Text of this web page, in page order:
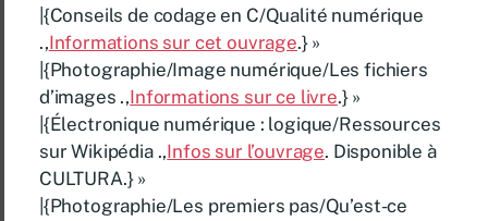
|{Conseils de codage en C/Qualité numérique
.,Informations sur cet ouvrage.} »
|{Photographie/Image numérique/Les fichiers
d’images .,Informations sur ce livre.} »
|{Électronique numérique : logique/Ressources
sur Wikipédia .,Infos sur l’ouvrage. Disponible à
CULTURA.} »
|{Photographie/Les premiers pas/Qu’est-ce